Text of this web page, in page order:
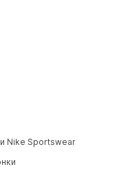
Nike Sportswear